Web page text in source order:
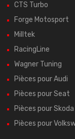
CTS Turbo
Forge Motosport
Milltek
RacingLine
Wagner Tuning
Pièces pour Audi
Pièces pour Seat
Pièces pour Skoda
Pièces pour